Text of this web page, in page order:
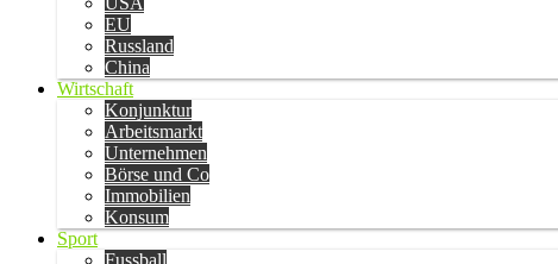
EU
Russland
China
Wirtschaft
Konjunktur
Arbeitsmarkt
Unternehmen
Börse und Co
Immobilien
Konsum
Sport
Fussball